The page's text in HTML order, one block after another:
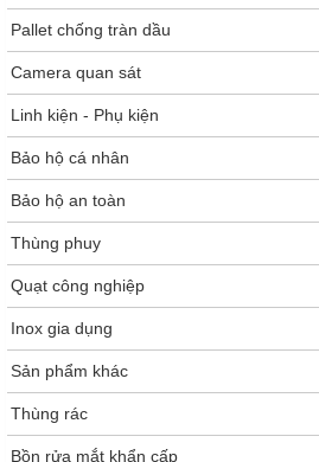
Pallet chống tràn dầu
Camera quan sát
Linh kiện - Phụ kiện
Bảo hộ cá nhân
Bảo hộ an toàn
Thùng phuy
Quạt công nghiệp
Inox gia dụng
Sản phẩm khác
Thùng rác
Bồn rửa mắt khẩn cấp